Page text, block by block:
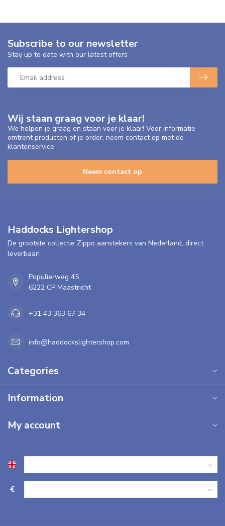
Wij staan graag voor je klaar!
We helpen je graag en staan voor je klaar! Voor informatie
omtrent producten of je order, neem contact op met de
klantenservice
Neem contact op
Subscribe to our newsletter
Stay up to date with our latest offers
Haddocks Lightershop
De grootste collectie Zippo aanstekers van Nederland, direct
leverbaar!
Populierweg 45
6222 CP Maastricht
+31 43 363 67 34
info@haddockslightershop.com
Categories
Information
My account
€